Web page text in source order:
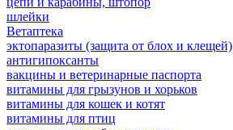
шлейки
Ветаптека
эктопаразиты (защита от блох и клещей)
антигипоксанты
вакцины и ветеринарные паспорта
витамины для грызунов и хорьков
витамины для кошек и котят
витамины для птиц